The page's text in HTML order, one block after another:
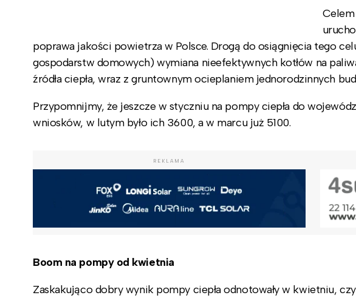
poprawa jakości powietrza w Polsce. Drogą do osiągnięcia tego
gospodarstw domowych) wymiana nieefektywnych kotłów na
źródła ciepła, wraz z gruntownym ocieplaniem jednorodzinnych
Przypomnijmy, że jeszcze w styczniu na pompy ciepła do
wniosków, w lutym było ich 3600, a w marcu już 5100.
REKLAMA
Boom na pompy od kwietnia
Zaskakująco dobry wynik pompy ciepła odnotowały w kwietniu,